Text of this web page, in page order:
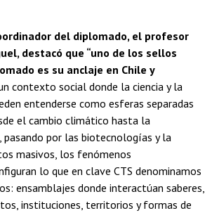
del diplomado, el profesor
destacó que “uno de los sellos
es su anclaje en Chile y
contexto social donde la ciencia y la
entenderse como esferas separadas
el cambio climático hasta la
por las biotecnologías y la
masivos, los fenómenos
lo que en clave CTS denominamos
ensamblajes donde interactúan saberes,
instituciones, territorios y formas de